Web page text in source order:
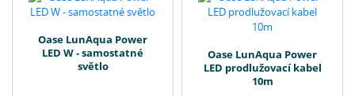
Oase LunAqua Power
LED W - samostatné
světlo
Oase LunAqua Power
LED prodlužovací kabel
10m